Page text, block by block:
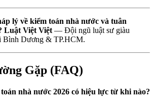
lý về kiểm toán nhà nước và tuân
Luật Việt Việt — Đội ngũ luật sư giàu
Bình Dương & TP.HCM.
Gặp (FAQ)
nhà nước 2026 có hiệu lực từ khi nào?